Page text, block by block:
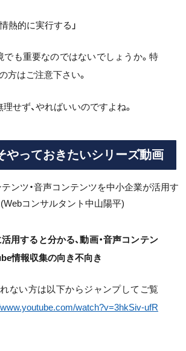
熱的に実行する」
でも重要なのではないでしょうか。特
方はご注意下さい。
理せず、やればいいのですよね。
やっておきたいシリーズ動画
ンツ・音声コンテンツを中小企業が活用す
コンサルタント中山陽平)
用すると分かる、動画・音声コンテン
情報収集の向き不向き
ない方は以下からジャンプしてご覧
watch?v=3hkSiv-ufR